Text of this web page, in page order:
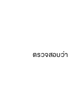
ตรวจสอบว่